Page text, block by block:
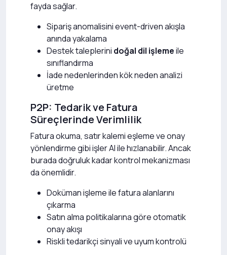
fayda sağlar.
Sipariş anomalisini event-driven akışla
anında yakalama
Destek taleplerini doğal dil işlemeile
sınıflandırma
İade nedenlerinden kök neden analizi
üretme
P2P: Tedarik ve Fatura
Süreçlerinde Verimlilik
Fatura okuma, satır kalemi eşleme ve onay
yönlendirme gibi işler AI ile hızlanabilir. Ancak
burada doğruluk kadar kontrol mekanizması
da önemlidir.
Doküman işleme ile fatura alanlarını
çıkarma
Satın alma politikalarına göre otomatik
onay akışı
Riskli tedarikçi sinyali ve uyum kontrolü